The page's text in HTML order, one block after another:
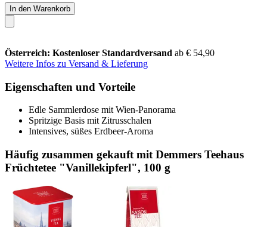
In den Warenkorb
Österreich: Kostenloser Standardversand ab € 54,90
Weitere Infos zu Versand & Lieferung
Eigenschaften und Vorteile
Edle Sammlerdose mit Wien-Panorama
Spritzige Basis mit Zitrusschalen
Intensives, süßes Erdbeer-Aroma
Häufig zusammen gekauft mit Demmers Teehaus
Früchtetee "Vanillekipferl", 100 g